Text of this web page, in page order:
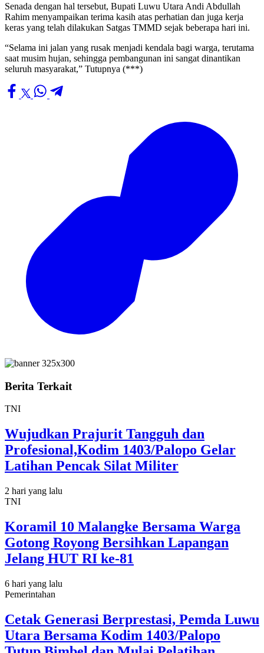
Senada dengan hal tersebut, Bupati Luwu Utara Andi Abdullah
Rahim menyampaikan terima kasih atas perhatian dan juga kerja
keras yang telah dilakukan Satgas TMMD sejak beberapa hari ini.
“Selama ini jalan yang rusak menjadi kendala bagi warga, terutama
saat musim hujan, sehingga pembangunan ini sangat dinantikan
seluruh masyarakat,” Tutupnya (***)
Berita Terkait
TNI
Wujudkan Prajurit Tangguh dan
Profesional,Kodim 1403/Palopo Gelar
Latihan Pencak Silat Militer
2 hari yang lalu
TNI
Koramil 10 Malangke Bersama Warga
Gotong Royong Bersihkan Lapangan
Jelang HUT RI ke-81
6 hari yang lalu
Pemerintahan
Cetak Generasi Berprestasi, Pemda Luwu
Utara Bersama Kodim 1403/Palopo